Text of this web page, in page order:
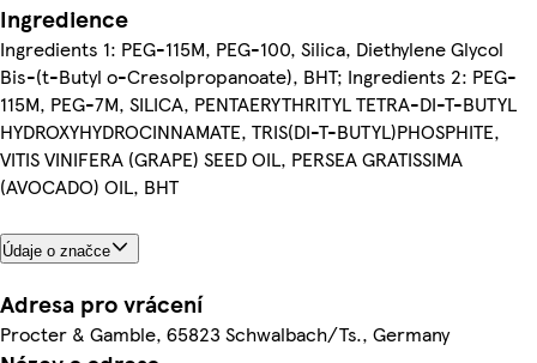
Ingredience
Ingredients 1: PEG-115M, PEG-100, Silica, Diethylene Glycol
Bis-(t-Butyl o-Cresolpropanoate), BHT; Ingredients 2: PEG-
115M, PEG-7M, SILICA, PENTAERYTHRITYL TETRA-DI-T-BUTYL
HYDROXYHYDROCINNAMATE, TRIS(DI-T-BUTYL)PHOSPHITE,
VITIS VINIFERA (GRAPE) SEED OIL, PERSEA GRATISSIMA
(AVOCADO) OIL, BHT
Údaje o značce
Adresa pro vrácení
Procter & Gamble, 65823 Schwalbach/Ts., Germany